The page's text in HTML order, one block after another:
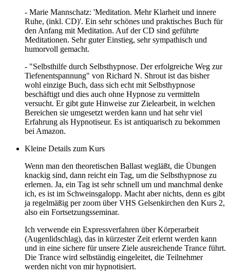
- Marie Mannschatz: 'Meditation. Mehr Klarheit und innere
Ruhe, (inkl. CD)'. Ein sehr schönes und praktisches Buch für
den Anfang mit Meditation. Auf der CD sind geführte
Meditationen. Sehr guter Einstieg, sehr sympathisch und
humorvoll gemacht.
- "Selbsthilfe durch Selbsthypnose. Der erfolgreiche Weg zur
Tiefenentspannung" von Richard N. Shrout ist das bisher
wohl einzige Buch, dass sich echt mit Selbsthypnose
beschäftigt und dies auch ohne Hypnose zu vermitteln
versucht. Er gibt gute Hinweise zur Zielearbeit, in welchen
Bereichen sie umgesetzt werden kann und hat sehr viel
Erfahrung als Hypnotiseur. Es ist antiquarisch zu bekommen
bei Amazon.
Kleine Details zum Kurs
Wenn man den theoretischen Ballast wegläßt, die Übungen
knackig sind, dann reicht ein Tag, um die Selbsthypnose zu
erlernen. Ja, ein Tag ist sehr schnell um und manchmal denke
ich, es ist im Schweinsgalopp. Macht aber nichts, denn es gibt
ja regelmäßig per zoom über VHS Gelsenkirchen den Kurs 2,
also ein Fortsetzungsseminar.
Ich verwende ein Expressverfahren über Körperarbeit
(Augenlidschlag), das in kürzester Zeit erlernt werden kann
und in eine sichere für unsere Ziele ausreichende Trance führt.
Die Trance wird selbständig eingeleitet, die Teilnehmer
werden nicht von mir hypnotisiert.